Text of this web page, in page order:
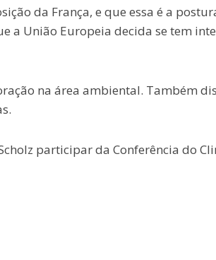
da França, e que essa é a
a União Europeia decida se tem
na área ambiental. Também
participar da Conferência do